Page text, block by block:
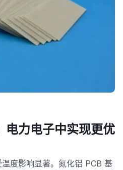
电力电子中实现更优
度影响显著。氮化铝 PCB 基